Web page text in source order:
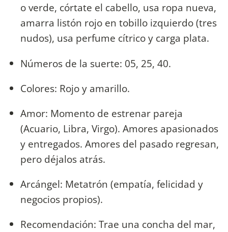
o verde, córtate el cabello, usa ropa nueva,
amarra listón rojo en tobillo izquierdo (tres
nudos), usa perfume cítrico y carga plata.
Números de la suerte: 05, 25, 40.
Colores: Rojo y amarillo.
Amor: Momento de estrenar pareja
(Acuario, Libra, Virgo). Amores apasionados
y entregados. Amores del pasado regresan,
pero déjalos atrás.
Arcángel: Metatrón (empatía, felicidad y
negocios propios).
Recomendación: Trae una concha del mar,